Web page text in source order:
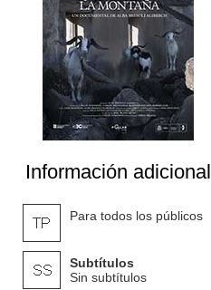
Información adicional
Para todos los públicos
Subtítulos
Sin subtítulos